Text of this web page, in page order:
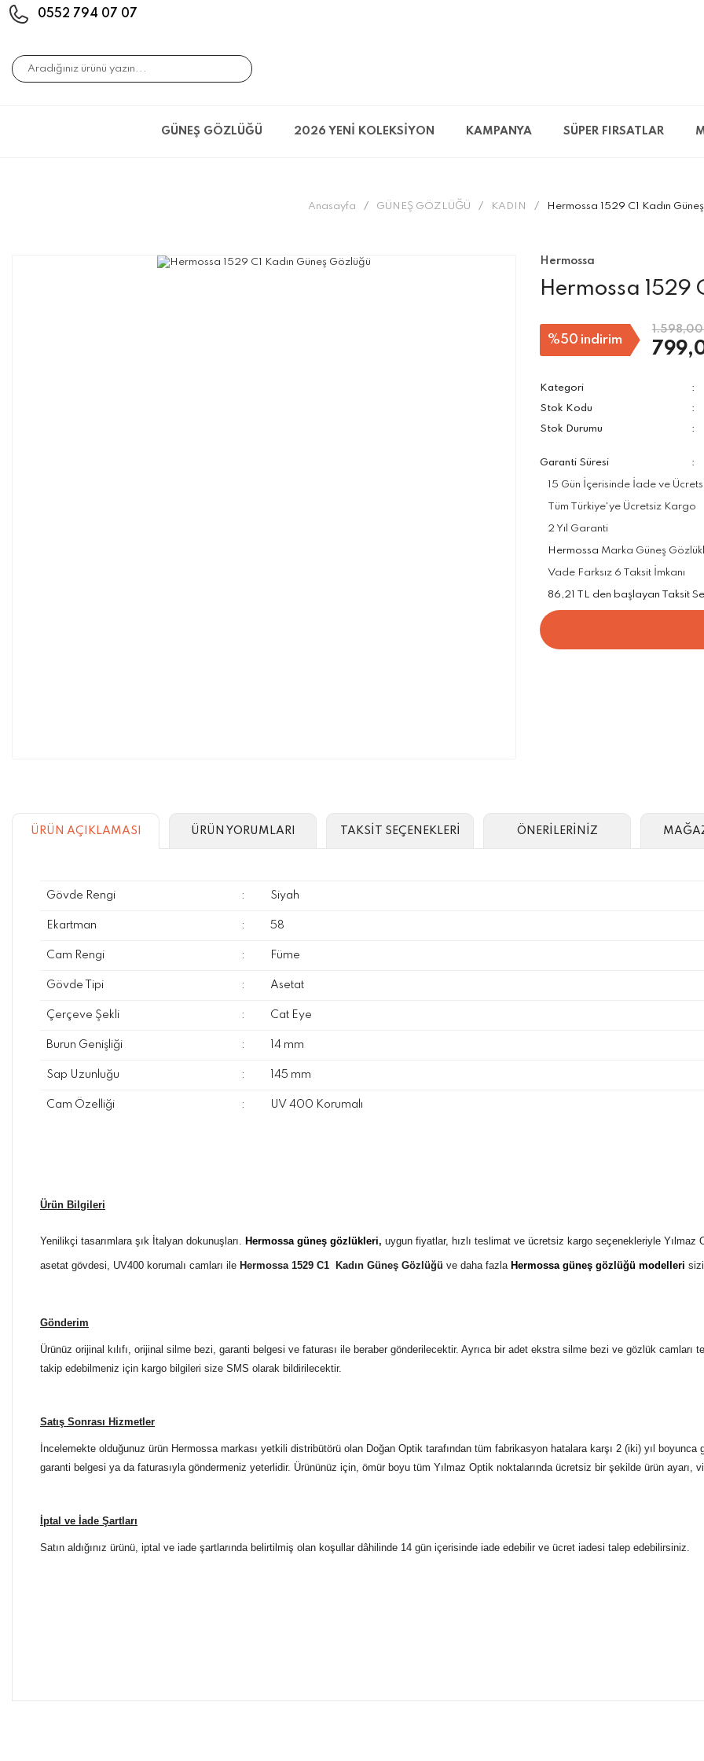
0552 794 07 07
GÜNEŞ GÖZLÜĞÜ 2026 YENİ KOLEKSİYON KAMPANYA SÜPER FIRSATLAR
Anasayfa GÜNEŞ GÖZLÜĞÜ KADIN Hermossa 1529 C1 Kadın
Hermossa
Hermossa 1529
%50 indirim
1.598,00
Kategori
Stok Kodu
Stok Durumu
Garanti Süresi
15 Gün İçerisinde İade ve
Tüm Türkiye'ye Ücretsiz Kargo
2 Yıl Garanti
Hermossa Marka Güneş
Vade Farksız 6 Taksit İmkanı
86,21 TL den başlayan Taksit
ÜRÜN AÇIKLAMASI ÜRÜN YORUMLARI TAKSİT SEÇENEKLERİ ÖNERİLERİNİZ
Gövde Rengi : Siyah
Ekartman : 58
Cam Rengi : Füme
Gövde Tipi : Asetat
Çerçeve Şekli : Cat Eye
Burun Genişliği : 14 mm
Sap Uzunluğu : 145 mm
Cam Özelliği : UV 400 Korumalı
Ürün Bilgileri
Yenilikçi tasarımlara şık İtalyan dokunuşları. Hermossa güneş gözlükleri, uygun fiyatlar, hızlı teslimat ve ücretsiz kargo seçenekleriyle Yılmaz
asetat gövdesi, UV400 korumalı camları ile Hermossa 1529 C1 Kadın Güneş Gözlüğü ve daha fazla Hermossa güneş gözlüğü modelleri
Gönderim
Ürünüz orijinal kılıfı, orijinal silme bezi, garanti belgesi ve faturası ile beraber gönderilecektir. Ayrıca bir adet ekstra silme bezi ve gözlük
takip edebilmeniz için kargo bilgileri size SMS olarak bildirilecektir.
Satış Sonrası Hizmetler
İncelemekte olduğunuz ürün Hermossa markası yetkili distribütörü olan Doğan Optik tarafından tüm fabrikasyon hatalara karşı 2 (iki) yıl
garanti belgesi ya da faturasıyla göndermeniz yeterlidir. Ürününüz için, ömür boyu tüm Yılmaz Optik noktalarında ücretsiz bir şekilde ürün ayarı,
İptal ve İade Şartları
Satın aldığınız ürünü, iptal ve iade şartlarında belirtilmiş olan koşullar dâhilinde 14 gün içerisinde iade edebilir ve ücret iadesi talep edebilirsiniz.